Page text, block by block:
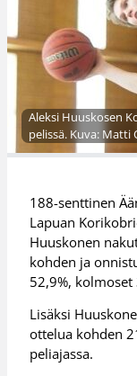
Aleksi Huuskosen
pelissä. Kuva: Matti
188-senttinen
Lapuan
Huuskonen
kohden ja
52,9%, kolmoset
Lisäksi
ottelua kohden
peliajassa.